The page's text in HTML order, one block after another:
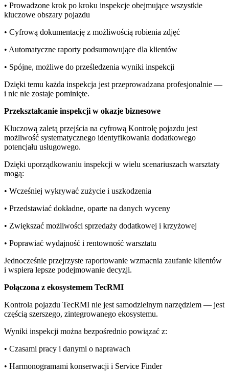
• Prowadzone krok po kroku inspekcje obejmujące wszystkie
kluczowe obszary pojazdu
• Cyfrową dokumentację z możliwością robienia zdjęć
• Automatyczne raporty podsumowujące dla klientów
• Spójne, możliwe do prześledzenia wyniki inspekcji
Dzięki temu każda inspekcja jest przeprowadzana profesjonalnie —
i nic nie zostaje pominięte.
Przekształcanie inspekcji w okazje biznesowe
Kluczową zaletą przejścia na cyfrową Kontrolę pojazdu jest
możliwość systematycznego identyfikowania dodatkowego
potencjału usługowego.
Dzięki uporządkowaniu inspekcji w wielu scenariuszach warsztaty
mogą:
• Wcześniej wykrywać zużycie i uszkodzenia
• Przedstawiać dokładne, oparte na danych wyceny
• Zwiększać możliwości sprzedaży dodatkowej i krzyżowej
• Poprawiać wydajność i rentowność warsztatu
Jednocześnie przejrzyste raportowanie wzmacnia zaufanie klientów
i wspiera lepsze podejmowanie decyzji.
Połączona z ekosystemem TecRMI
Kontrola pojazdu TecRMI nie jest samodzielnym narzędziem — jest
częścią szerszego, zintegrowanego ekosystemu.
Wyniki inspekcji można bezpośrednio powiązać z:
• Czasami pracy i danymi o naprawach
• Harmonogramami konserwacji i Service Finder